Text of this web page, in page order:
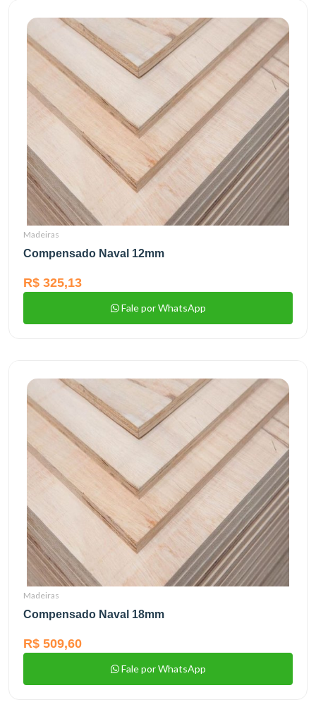
Madeiras
Compensado Naval 12mm
R$ 325,13
Fale por WhatsApp
Madeiras
Compensado Naval 18mm
R$ 509,60
Fale por WhatsApp